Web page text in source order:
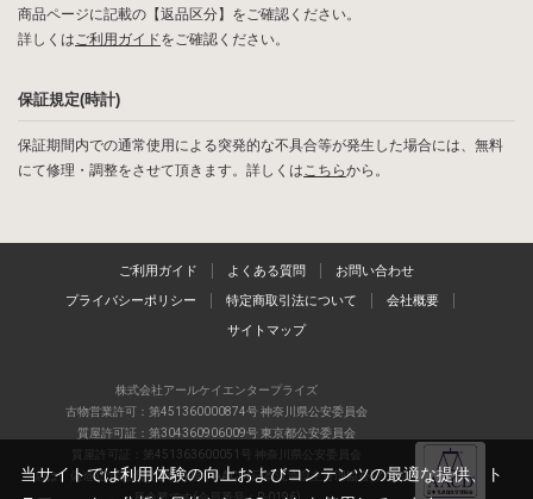
商品ページに記載の【返品区分】をご確認ください。
詳しくはご利用ガイドをご確認ください。
保証規定(時計)
保証期間内での通常使用による突発的な不具合等が発生した場合には、無料
にて修理・調整をさせて頂きます。詳しくはこちらから。
ご利用ガイド よくある質問 お問い合わせ
プライバシーポリシー 特定商取引法について 会社概要
サイトマップ
株式会社アールケイエンタープライズ
古物営業許可：第451360000874号 神奈川県公安委員会
質屋許可証：第304360906009号 東京都公安委員会
質屋許可証：第451363600051号 神奈川県公安委員会
当店は、偽造品の流通防止を目指すAACD(日本流通自主管理協会)の正会
当サイトでは利用体験の向上およびコンテンツの最適な提供、ト